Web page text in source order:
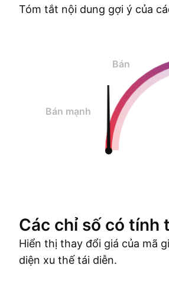
Tóm tắt nội dung gợi ý của
Bán
Bán mạnh
Các chỉ số có tính
Hiển thị thay đổi giá của mã
diện xu thế tái diễn.